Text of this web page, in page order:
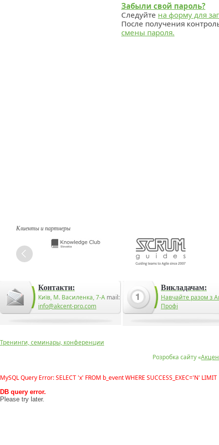
Забыли свой пароль?
Следуйте на форму для
После получения
смены пароля.
Клиенты и партнеры
Контакти:
Київ, М. Василенка, 7-А mail:
info@akcent-pro.com
Викладачам:
Навчайте разом з
Профі
Розробка сайту «
Тренинги, семинары, конференции
MySQL Query Error: SELECT 'x' FROM b_event WHERE SUCCESS_EXEC='N' LIMIT
DB query error.
Please try later.